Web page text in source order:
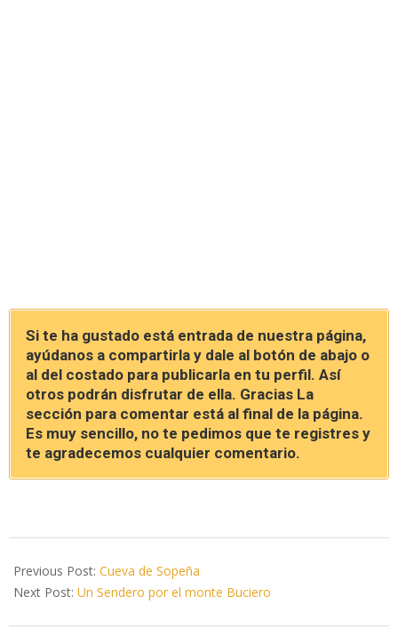
Si te ha gustado está entrada de nuestra página,
ayúdanos a compartirla y dale al botón de abajo o
al del costado para publicarla en tu perfil. Así
otros podrán disfrutar de ella. Gracias La
sección para comentar está al final de la página.
Es muy sencillo, no te pedimos que te registres y
te agradecemos cualquier comentario.
09-
14
Previous Post: Cueva de Sopeña
Next Post: Un Sendero por el monte Buciero